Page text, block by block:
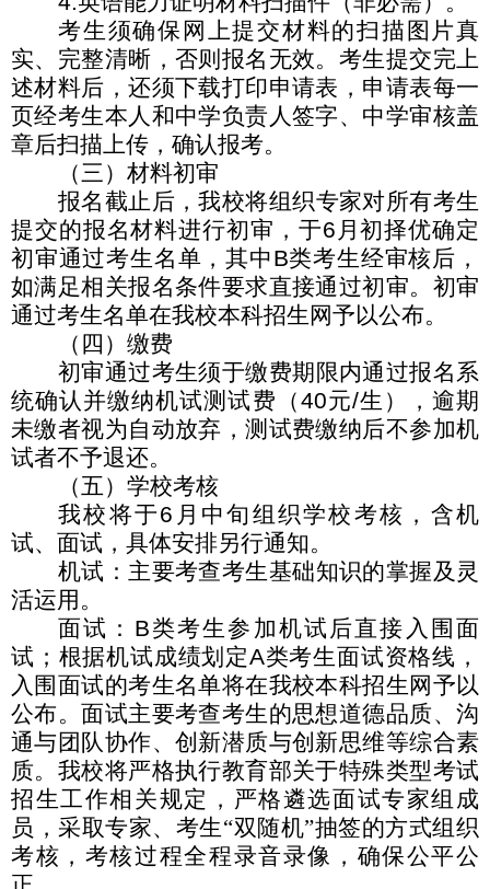
考生须确保网上提交材料的扫描图片真
实、完整清晰，否则报名无效。考生提交完上
述材料后，还须下载打印申请表，申请表每一
页经考生本人和中学负责人签字、中学审核盖
章后扫描上传，确认报考。
（三）材料初审
报名截止后，我校将组织专家对所有考生
提交的报名材料进行初审，于6 月初择优确定
初审通过考生名单，其中B类考生经审核后，
如满足相关报名条件要求直接通过初审。初审
通过考生名单在我校本科招生网予以公布。
（四）缴费
初审通过考生须于缴费期限内通过报名系
统确认并缴纳机试测试费（40元/生），逾期
未缴者视为自动放弃，测试费缴纳后不参加机
试者不予退还。
（五）学校考核
我校将于6 月中旬组织学校考核，含机
试、面试，具体安排另行通知。
机试：主要考查考生基础知识的掌握及灵
活运用。
面试： B类考生参加机试后直接入围面
试；根据机试成绩划定A类考生面试资格线，
入围面试的考生名单将在我校本科招生网予以
公布。面试主要考查考生的思想道德品质、沟
通与团队协作、创新潜质与创新思维等综合素
质。我校将严格执行教育部关于特殊类型考试
招生工作相关规定，严格遴选面试专家组成
员，采取专家、考生“双随机”抽签的方式组织
考核，考核过程全程录音录像，确保公平公